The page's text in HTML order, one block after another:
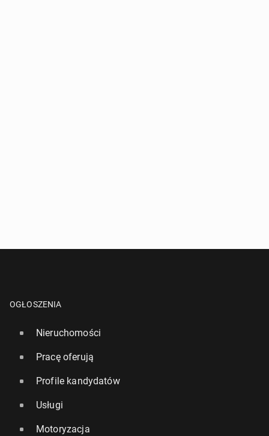
OGŁOSZENIA
Nieruchomości
Pracę oferują
Profile kandydatów
Usługi
Motoryzacja